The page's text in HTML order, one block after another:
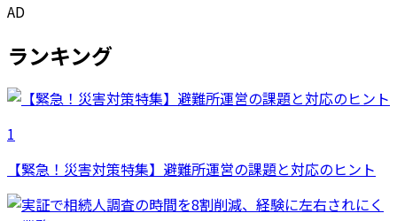
AD
ランキング
1
【緊急！災害対策特集】避難所運営の課題と対応のヒント